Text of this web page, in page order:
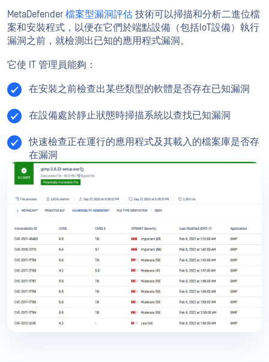
MetaDefender 檔案型漏洞評估 技術可以掃描和分析二進位檔
案和安裝程式，以便在它們於端點設備（包括IoT設備）執行
漏洞之前，就檢測出已知的應用程式漏洞。
它使 IT 管理員能夠：
在安裝之前檢查出某些類型的軟體是否存在已知漏洞
在設備處於靜止狀態時掃描系統以查找已知漏洞
快速檢查正在運行的應用程式及其載入的檔案庫是否存
在漏洞